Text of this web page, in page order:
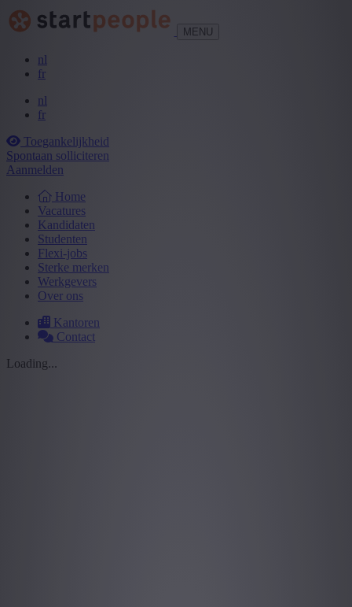
MENU
nl
fr
nl
fr
Toegankelijkheid
Spontaan solliciteren
Aanmelden
Home
Vacatures
Kandidaten
Studenten
Flexi-jobs
Sterke merken
Werkgevers
Over ons
Kantoren
Contact
Loading...